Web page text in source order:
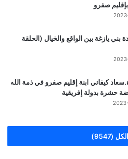
صفرو
بني يازغة بين الواقع والخيال (الحلقة
كيفاني ابنة إقليم صفرو في ذمة الله
حشرة بدولة إفريقية
الكل (9547)